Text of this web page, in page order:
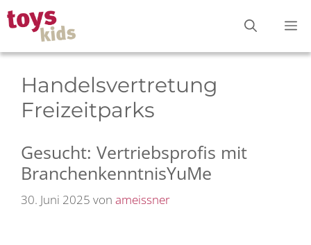
Zum
Inhalt
springen
Handelsvertretung
Freizeitparks
Gesucht: Vertriebsprofis mit
BranchenkenntnisYuMe
30. Juni 2025 von ameissner